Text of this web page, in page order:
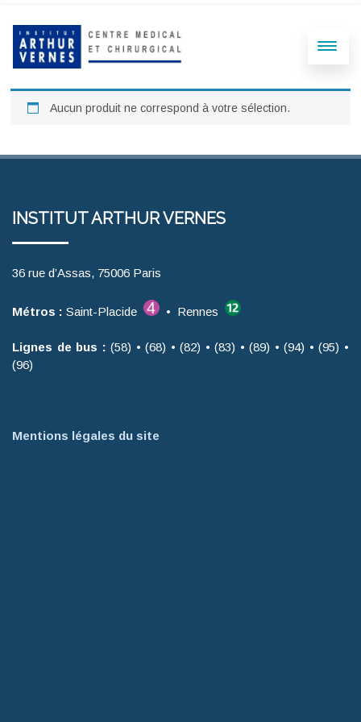
Aucun produit ne correspond à votre sélection.
INSTITUT ARTHUR VERNES
36 rue d’Assas, 75006 Paris
Métros : Saint-Placide • Rennes
Lignes de bus : (58) • (68) • (82) • (83) • (89) • (94) • (95) •
(96)
Mentions légales du site